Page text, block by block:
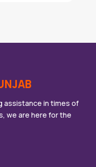
assistance in times of
we are here for the